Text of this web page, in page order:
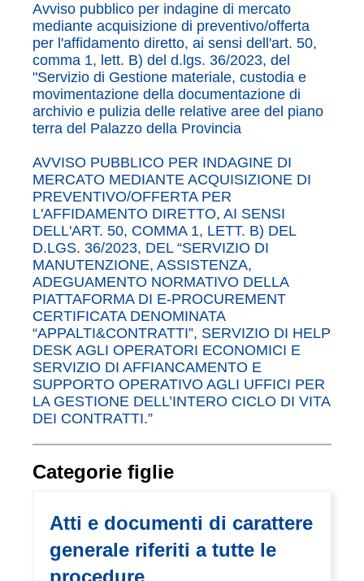
Avviso pubblico per indagine di mercato
mediante acquisizione di preventivo/offerta
per l'affidamento diretto, ai sensi dell'art. 50,
comma 1, lett. B) del d.lgs. 36/2023, del
"Servizio di Gestione materiale, custodia e
movimentazione della documentazione di
archivio e pulizia delle relative aree del piano
terra del Palazzo della Provincia
AVVISO PUBBLICO PER INDAGINE DI
MERCATO MEDIANTE ACQUISIZIONE DI
PREVENTIVO/OFFERTA PER
L'AFFIDAMENTO DIRETTO, AI SENSI
DELL'ART. 50, COMMA 1, LETT. B) DEL
D.LGS. 36/2023, DEL “SERVIZIO DI
MANUTENZIONE, ASSISTENZA,
ADEGUAMENTO NORMATIVO DELLA
PIATTAFORMA DI E-PROCUREMENT
CERTIFICATA DENOMINATA
“APPALTI&CONTRATTI”, SERVIZIO DI HELP
DESK AGLI OPERATORI ECONOMICI E
SERVIZIO DI AFFIANCAMENTO E
SUPPORTO OPERATIVO AGLI UFFICI PER
LA GESTIONE DELL’INTERO CICLO DI VITA
DEI CONTRATTI.”
Categorie figlie
Atti e documenti di carattere
generale riferiti a tutte le
procedure